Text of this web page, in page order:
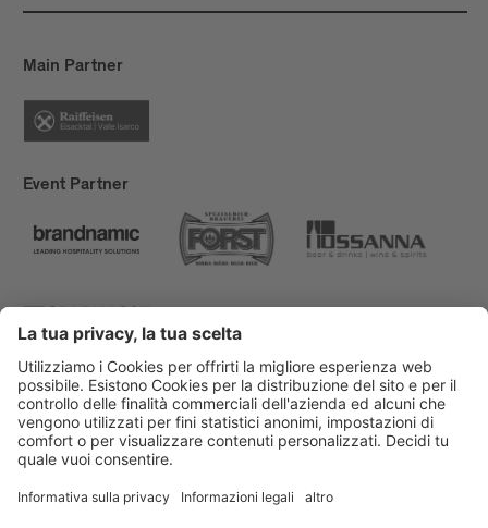
Main Partner
Event Partner
Bressanone Turismo
Privacy
Note legali
Finanziamenti
Mappa del sito
Cookie-Einstellungen